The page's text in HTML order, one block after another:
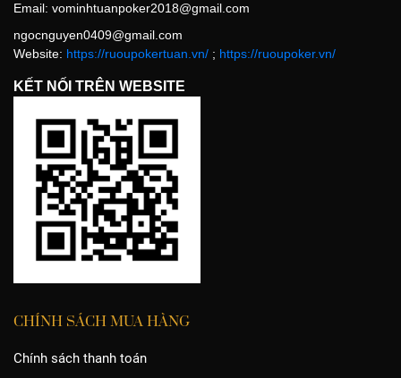
Email: vominhtuanpoker2018@gmail.com
ngocnguyen0409@gmail.com
Website: https://ruoupokertuan.vn/ ; https://ruoupoker.vn/
KẾT NỐI TRÊN WEBSITE
CHÍNH SÁCH MUA HÀNG
Chính sách thanh toán